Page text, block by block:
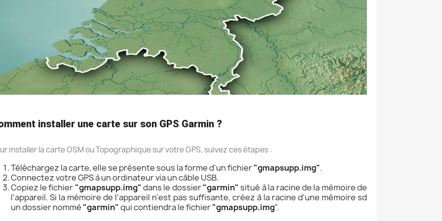
installer une carte sur son GPS Garmin ?
installer la carte OSM ou Topographique sur votre GPS, suivez ces étapes :
Téléchargez la carte, elle se présente sous la forme d'un fichier"gmapsupp.img".
Connectez votre GPS à un ordinateur via un câble USB.
Copiez le fichier "gmapsupp.img"dans le dossier"garmin"situé à la racine de la mémoire de
l'appareil. Si la mémoire de l'appareil n'est pas suffisante, créez à la racine d'une mémoire sd
un dossier nommé "garmin"qui contiendra le fichier"gmapsupp.img".